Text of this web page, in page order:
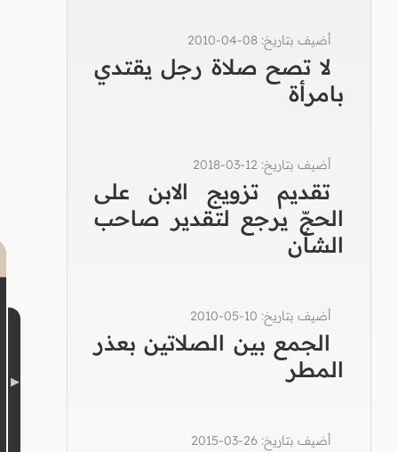
أضيف بتاريخ: 08-04-2010
لا تصح صلاة رجل يقتدي
بامرأة
أضيف بتاريخ: 12-03-2018
تقديم تزويج الابن على
الحجّ يرجع لتقدير صاحب
الشأن
أضيف بتاريخ: 10-05-2010
الجمع بين الصلاتين بعذر
المطر
أضيف بتاريخ: 26-03-2015